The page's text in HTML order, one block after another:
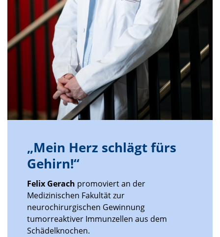
„Mein Herz schlägt fürs
Gehirn!“
Felix Gerach promoviert an der
Medizinischen Fakultät zur
neurochirurgischen Gewinnung
tumorreaktiver Immunzellen aus dem
Schädelknochen.